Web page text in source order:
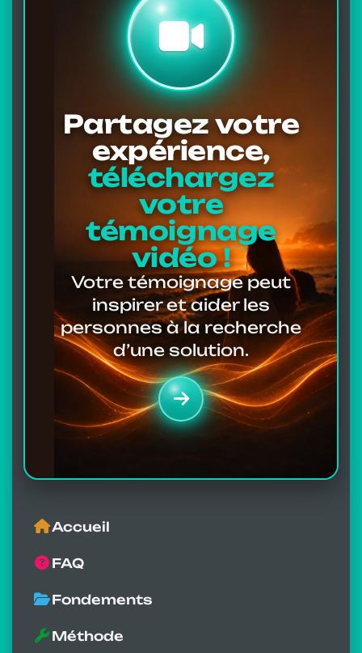
Partagez votre
expérience,
téléchargez
votre
témoignage
vidéo !
Votre témoignage peut
inspirer et aider les
personnes à la recherche
d’une solution.
Accueil
FAQ
Fondements
Méthode